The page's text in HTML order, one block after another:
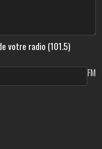
votre radio (101.5)
FM